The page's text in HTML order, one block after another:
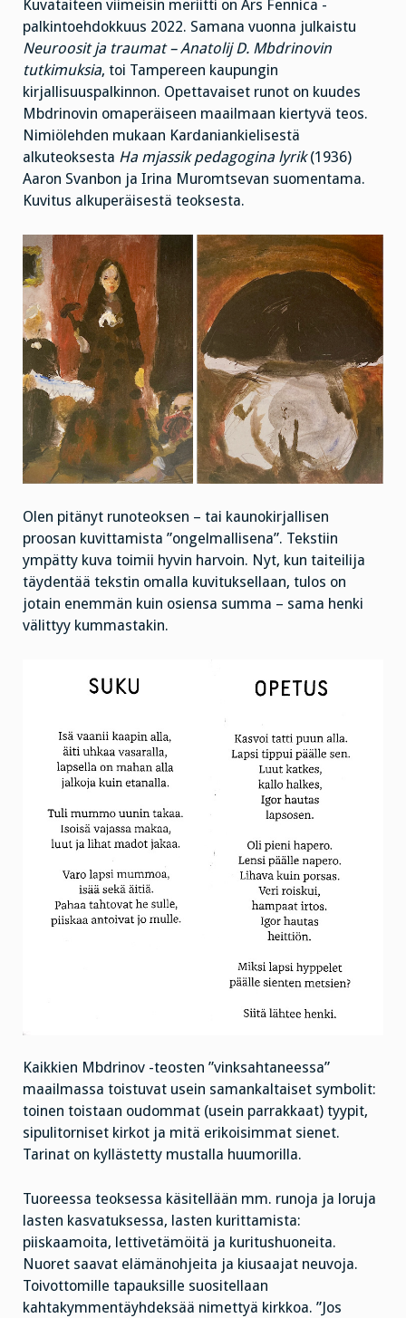
Kuvataiteen viimeisin meriitti on Ars Fennica -
palkintoehdokkuus 2022. Samana vuonna julkaistu
Neuroosit ja traumat – Anatolij D. Mbdrinovin
tutkimuksia, toi Tampereen kaupungin
kirjallisuuspalkinnon. Opettavaiset runot on kuudes
Mbdrinovin omaperäiseen maailmaan kiertyvä teos.
Nimiölehden mukaan Kardaniankielisestä
alkuteoksesta Ha mjassik pedagogina lyrik(1936)
Aaron Svanbon ja Irina Muromtsevan suomentama.
Kuvitus alkuperäisestä teoksesta.
Olen pitänyt runoteoksen – tai kaunokirjallisen
proosan kuvittamista ”ongelmallisena”. Tekstiin
ympätty kuva toimii hyvin harvoin. Nyt, kun taiteilija
täydentää tekstin omalla kuvituksellaan, tulos on
jotain enemmän kuin osiensa summa – sama henki
välittyy kummastakin.
Kaikkien Mbdrinov -teosten ”vinksahtaneessa”
maailmassa toistuvat usein samankaltaiset symbolit:
toinen toistaan oudommat (usein parrakkaat) tyypit,
sipulitorniset kirkot ja mitä erikoisimmat sienet.
Tarinat on kyllästetty mustalla huumorilla.
Tuoreessa teoksessa käsitellään mm. runoja ja loruja
lasten kasvatuksessa, lasten kurittamista:
piiskaamoita, lettivetämöitä ja kuritushuoneita.
Nuoret saavat elämänohjeita ja kiusaajat neuvoja.
Toivottomille tapauksille suositellaan
kahtakymmentäyhdeksää nimettyä kirkkoa. ”Jos